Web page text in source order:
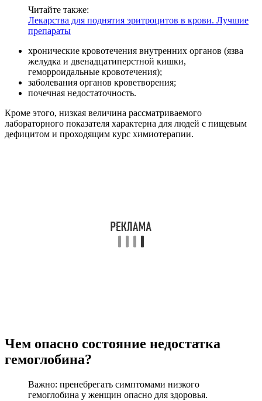
Читайте также:
Лекарства для поднятия эритроцитов в крови. Лучшие
препараты
хронические кровотечения внутренних органов (язва
желудка и двенадцатиперстной кишки,
геморроидальные кровотечения);
заболевания органов кроветворения;
почечная недостаточность.
Кроме этого, низкая величина рассматриваемого
лабораторного показателя характерна для людей с пищевым
дефицитом и проходящим курс химиотерапии.
Чем опасно состояние недостатка
гемоглобина?
Важно: пренебрегать симптомами низкого
гемоглобина у женщин опасно для здоровья.